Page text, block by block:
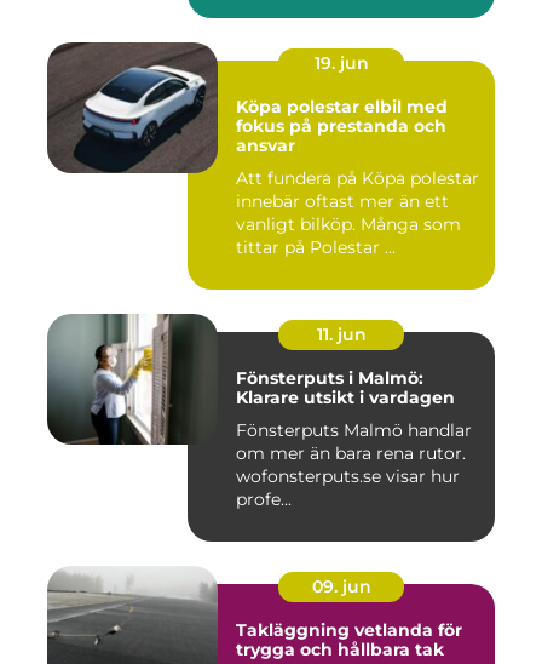
19. jun
Köpa polestar elbil med
fokus på prestanda och
ansvar
Att fundera på Köpa polestar
innebär oftast mer än ett
vanligt bilköp. Många som
tittar på Polestar ...
11. jun
Fönsterputs i Malmö:
Klarare utsikt i vardagen
Fönsterputs Malmö handlar
om mer än bara rena rutor.
wofonsterputs.se visar hur
profe...
09. jun
Takläggning vetlanda för
trygga och hållbara tak